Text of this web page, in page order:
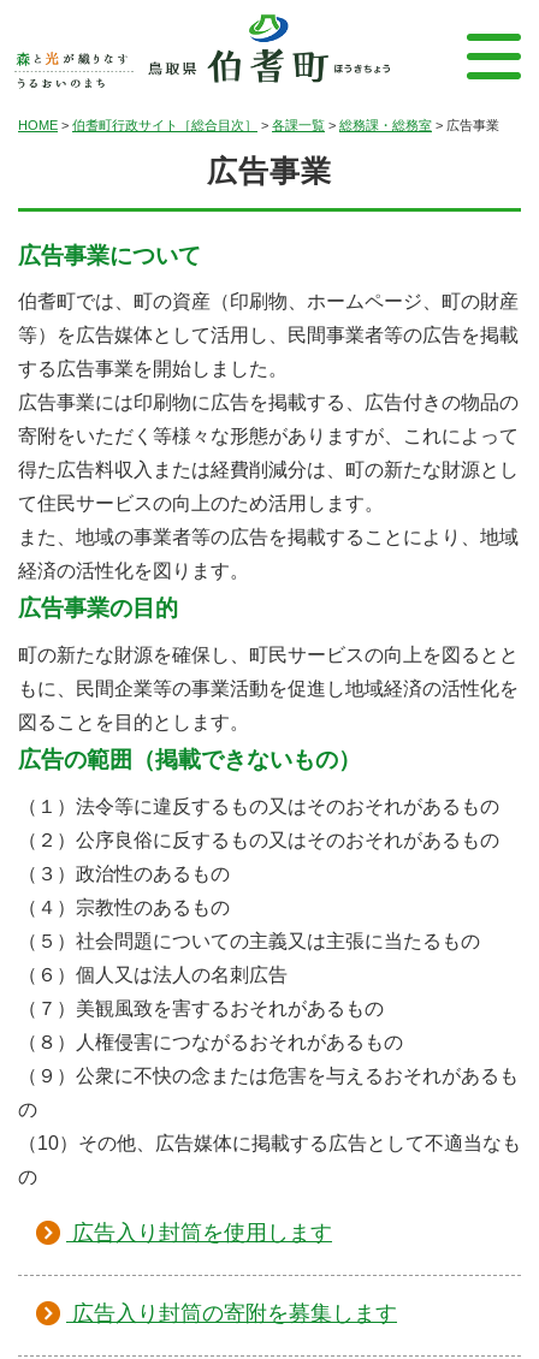
HOME > 伯耆町行政サイト［総合目次］ > 各課一覧 > 総務課・総務室 > 広告事業
広告事業
広告事業について
伯耆町では、町の資産（印刷物、ホームページ、町の財産
等）を広告媒体として活用し、民間事業者等の広告を掲載
する広告事業を開始しました。
広告事業には印刷物に広告を掲載する、広告付きの物品の
寄附をいただく等様々な形態がありますが、これによって
得た広告料収入または経費削減分は、町の新たな財源とし
て住民サービスの向上のため活用します。
また、地域の事業者等の広告を掲載することにより、地域
経済の活性化を図ります。
広告事業の目的
町の新たな財源を確保し、町民サービスの向上を図るとと
もに、民間企業等の事業活動を促進し地域経済の活性化を
図ることを目的とします。
広告の範囲（掲載できないもの）
（１）法令等に違反するもの又はそのおそれがあるもの
（２）公序良俗に反するもの又はそのおそれがあるもの
（３）政治性のあるもの
（４）宗教性のあるもの
（５）社会問題についての主義又は主張に当たるもの
（６）個人又は法人の名刺広告
（７）美観風致を害するおそれがあるもの
（８）人権侵害につながるおそれがあるもの
（９）公衆に不快の念または危害を与えるおそれがあるも
の
（10）その他、広告媒体に掲載する広告として不適当なも
の
広告入り封筒を使用します
広告入り封筒の寄附を募集します